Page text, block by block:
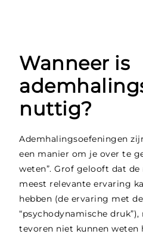
Wanneer is
nuttig?
Ademhalingsoefeningen
een manier om je over te
weten”. Grof gelooft dat
meest relevante ervaring
hebben (de ervaring met
“psychodynamische
tevoren niet kunnen weten